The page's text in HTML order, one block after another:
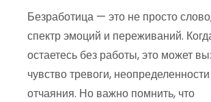
Безработица — это не просто
спектр эмоций и переживаний.
остаетесь без работы, это может
чувство тревоги,
отчаяния. Но важно помнить, что